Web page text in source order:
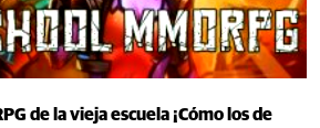
de la vieja escuela ¡Cómo los de